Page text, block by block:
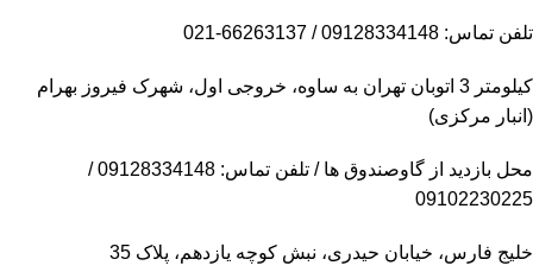
تلفن تماس: 09128334148 / 66263137-021
کیلومتر 3 اتوبان تهران به ساوه، خروجی اول، شهرک فیروز بهرام
(انبار مرکزی)
محل بازدید از گاوصندوق ها / تلفن تماس: 09128334148 /
09102230225
خلیج فارس، خیابان حیدری، نبش کوچه یازدهم، پلاک 35